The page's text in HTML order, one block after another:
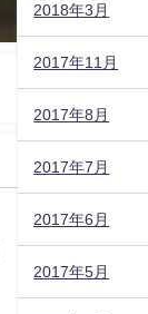
2018年3月
2017年11月
2017年8月
2017年7月
2017年6月
2017年5月